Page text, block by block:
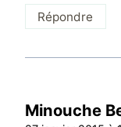
Répondre
Minouche